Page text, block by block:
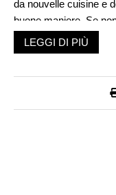
da nouvelle cuisine e
buone maniere. Se
tradizionale
«alleggeriti», cioè resi
essere situato in
LEGGI DI PIÙ